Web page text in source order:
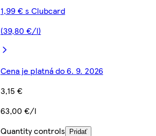
1,99 € s Clubcard
(39,80 €/l)
Cena je platná do 6. 9. 2026
3,15 €
63,00 €/l
Quantity controls
Pridať